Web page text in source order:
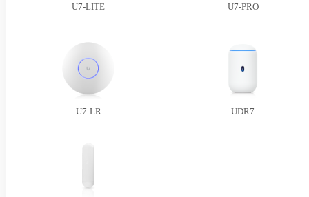
U7-LITE U7-PRO
U7-LR UDR7